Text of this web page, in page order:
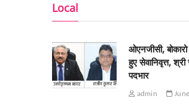
Local
ओएनजीसी,
हुए सेवानिवृत्त,
पदभार
admin